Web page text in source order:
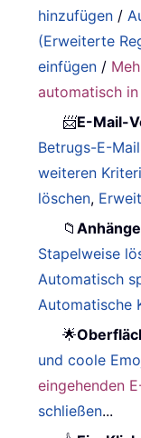
hinzufügen /
(Erweiterte
einfügen /
automatisch
📨E-Mail-
Betrugs-E-
weiteren
löschen,
📁
Stapelweise
Automatisch
Automatische
🌟
und coole
eingehenden
schließen...